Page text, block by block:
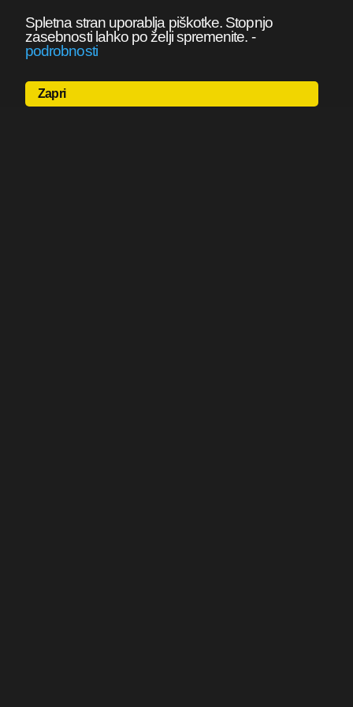
Spletna stran uporablja piškotke. Stopnjo
zasebnosti lahko po želji spremenite. -
podrobnosti
Zapri